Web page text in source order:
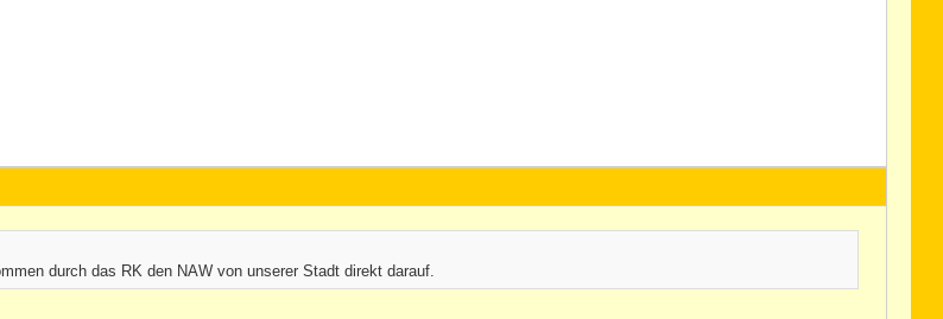
durch das RK den NAW von unserer Stadt direkt darauf.